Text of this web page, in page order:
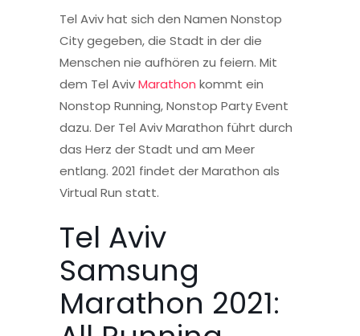
Tel Aviv hat sich den Namen Nonstop
City gegeben, die Stadt in der die
Menschen nie aufhören zu feiern. Mit
dem Tel AvivMarathon kommt ein
Nonstop Running, Nonstop Party Event
dazu. Der Tel Aviv Marathon führt durch
das Herz der Stadt und am Meer
entlang. 2021 findet der Marathon als
Virtual Run statt.
Tel Aviv
Samsung
Marathon 2021: